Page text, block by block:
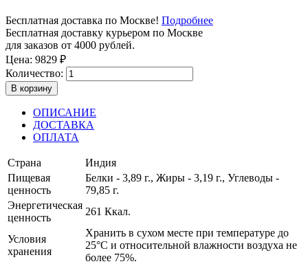
Бесплатная доставка по Москве! Подробнее
Бесплатная доставку курьером по Москве
для заказов от 4000 рублей.
Цена: 9829 ₽
Количество:
В корзину
ОПИСАНИЕ
ДОСТАВКА
ОПЛАТА
Страна
Индия
Пищевая
ценность
Белки - 3,89 г., Жиры - 3,19 г., Углеводы -
79,85 г.
Энергетическая
ценность
261 Ккал.
Условия
хранения
Хранить в сухом месте при температуре до
25°С и относительной влажности воздуха не
более 75%.